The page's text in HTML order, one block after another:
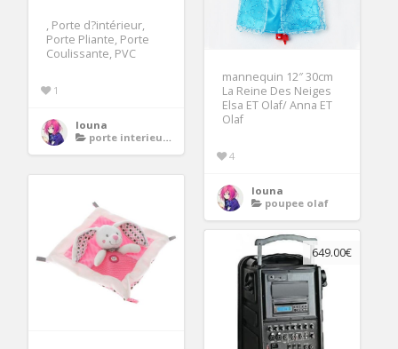
, Porte d?intérieur,
Porte Pliante, Porte
Coulissante, PVC
1
louna
porte interieure en pvc
mannequin 12″ 30cm
La Reine Des Neiges
Elsa ET Olaf/ Anna ET
Olaf
4
louna
poupee olaf
649.00€